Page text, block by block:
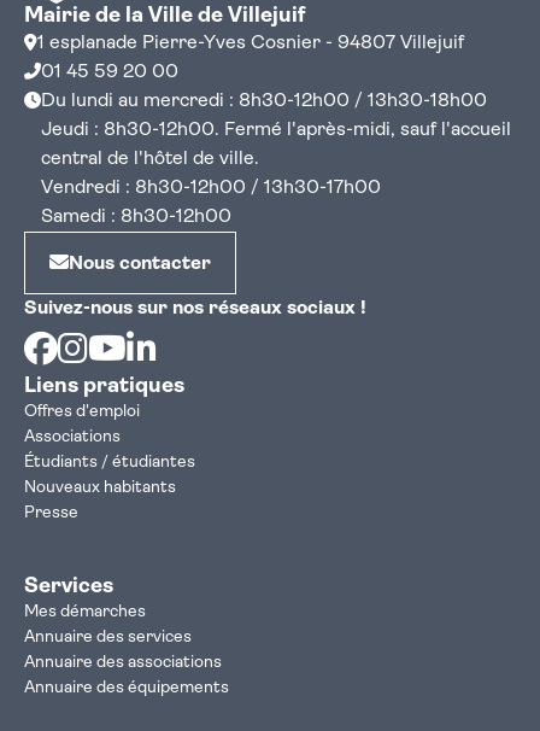
Mairie de la Ville de Villejuif
1 esplanade Pierre-Yves Cosnier - 94807 Villejuif
01 45 59 20 00
Du lundi au mercredi : 8h30-12h00 / 13h30-18h00
Jeudi : 8h30-12h00. Fermé l'après-midi, sauf l'accueil
central de l'hôtel de ville.
Vendredi : 8h30-12h00 / 13h30-17h00
Samedi : 8h30-12h00
Nous contacter
Suivez-nous sur nos réseaux sociaux !
Facebook
Instagram
Youtube
Liens pratiques
Offres d'emploi
Associations
Étudiants / étudiantes
Nouveaux habitants
Presse
Services
Mes démarches
Annuaire des services
Annuaire des associations
Annuaire des équipements